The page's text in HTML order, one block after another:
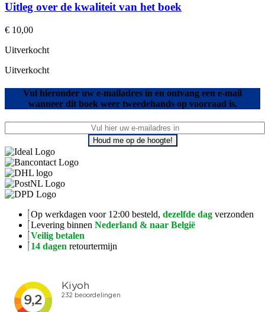
Uitleg over de kwaliteit van het boek
€ 10,00
Uitverkocht
Uitverkocht
Vul hieronder uw e-mailadres in en ontvang een e-mail
wanneer dit boek weer tweedehands op voorraad is.
Houd me op de hoogte!
Op werkdagen voor 12:00 besteld, dezelfde dag verzonden
Levering binnen Nederland & naar België
Veilig betalen
14 dagen retourtermijn